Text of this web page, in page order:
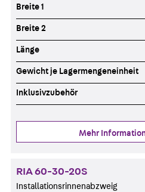
Breite 1
Breite 2
Länge
Gewicht je Lagermengeneinheit
Inklusivzubehör
Mehr
RIA 60-30-20S
Installationsrinnenabzweig